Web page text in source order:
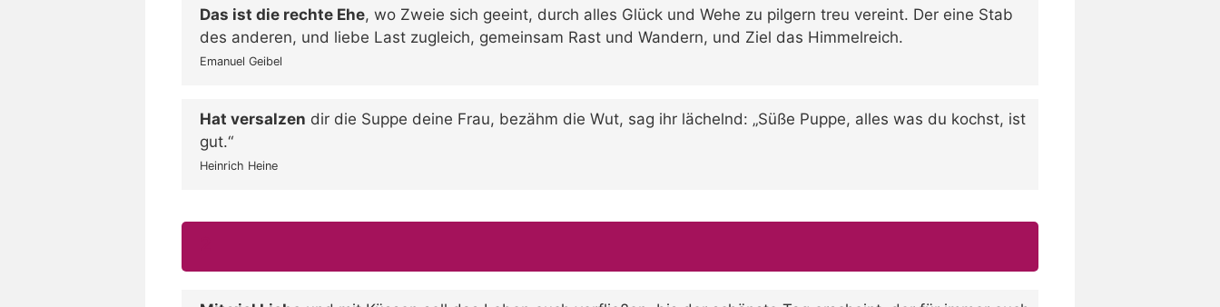
Das ist die rechte Ehe, wo Zweie sich geeint, durch alles Glück und Wehe zu pilgern treu vereint. Der eine Stab
des anderen, und liebe Last zugleich, gemeinsam Rast und Wandern, und Ziel das Himmelreich.
Emanuel Geibel
Hat versalzen dir die Suppe deine Frau, bezähm die Wut, sag ihr lächelnd: „Süße Puppe, alles was du kochst, ist
gut.“
Heinrich Heine